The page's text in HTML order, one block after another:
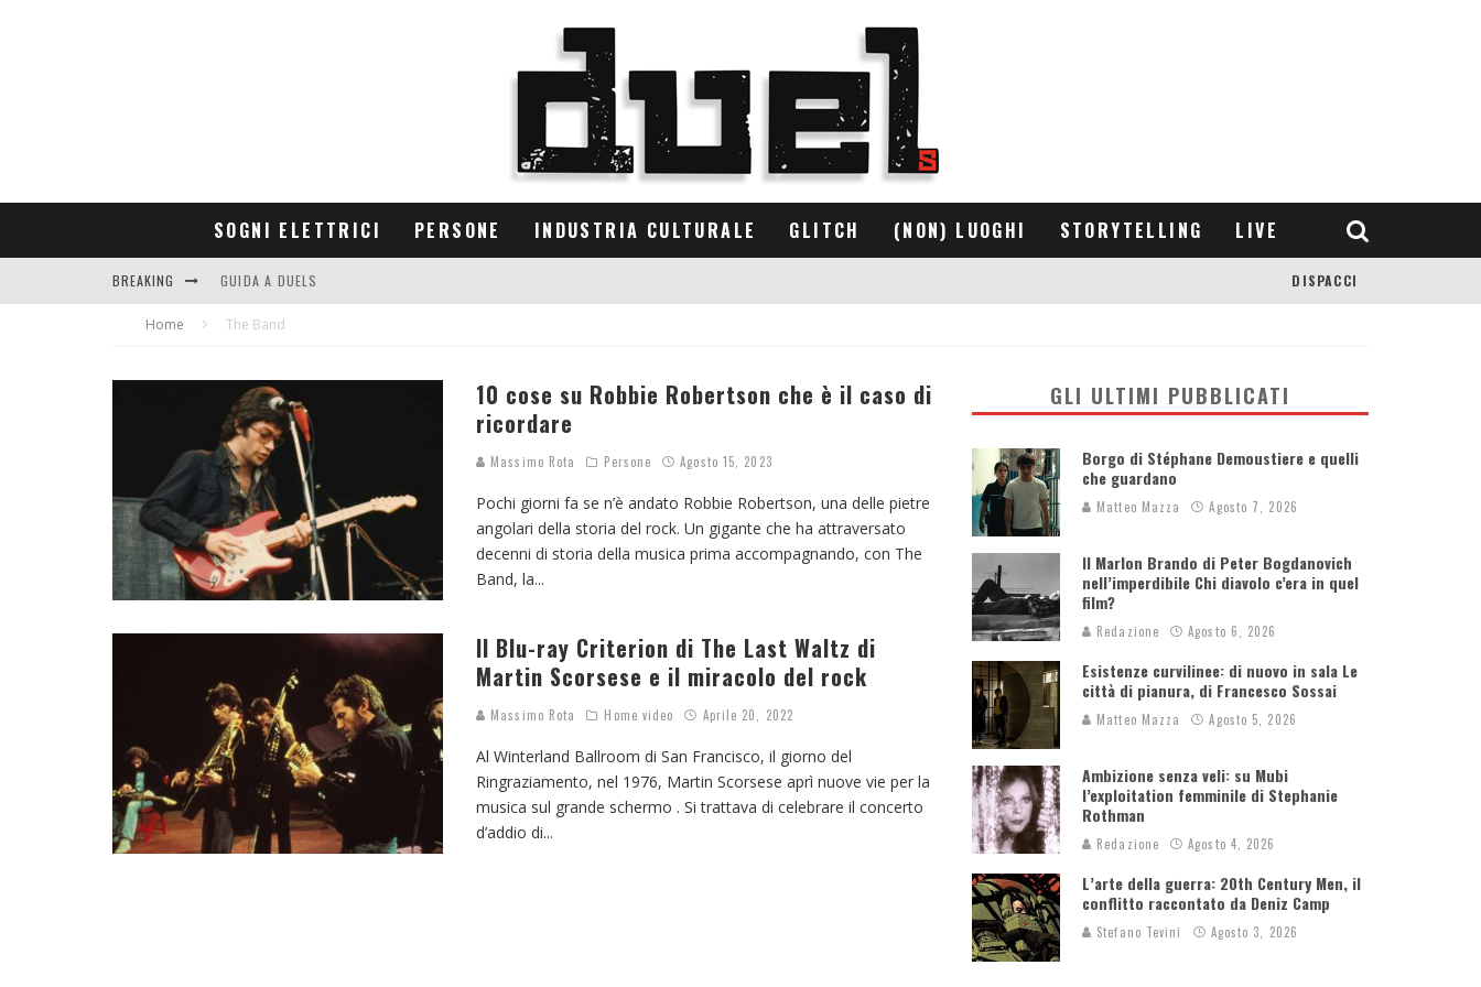
SOGNI ELETTRICI PERSONE INDUSTRIA CULTURALE GLITCH (NON) LUOGHI STORYTELLING LIVE
BREAKING GUIDA A DUELS
CONTRIBUTORS
DISPACCI
Home The Band
10 cose su Robbie Robertson che è il caso di
ricordare
Massimo Rota Persone Agosto 15, 2023
Pochi giorni fa se n’è andato Robbie Robertson, una delle pietre
angolari della storia del rock. Un gigante che ha attraversato
decenni di storia della musica prima accompagnando, con The
Band, la...
Il Blu-ray Criterion di The Last Waltz di
Martin Scorsese e il miracolo del rock
Massimo Rota Home video Aprile 20, 2022
Al Winterland Ballroom di San Francisco, il giorno del
Ringraziamento, nel 1976, Martin Scorsese aprì nuove vie per la
musica sul grande schermo . Si trattava di celebrare il concerto
d’addio di...
GLI ULTIMI PUBBLICATI
Borgo di Stéphane Demoustiere e quelli
che guardano
Matteo Mazza Agosto 7, 2026
Il Marlon Brando di Peter Bogdanovich
nell’imperdibile Chi diavolo c’era in quel
film?
Redazione Agosto 6, 2026
Esistenze curvilinee: di nuovo in sala Le
città di pianura, di Francesco Sossai
Matteo Mazza Agosto 5, 2026
Ambizione senza veli: su Mubi
l’exploitation femminile di Stephanie
Rothman
Redazione Agosto 4, 2026
L’arte della guerra: 20th Century Men, il
conflitto raccontato da Deniz Camp
Stefano Tevini Agosto 3, 2026